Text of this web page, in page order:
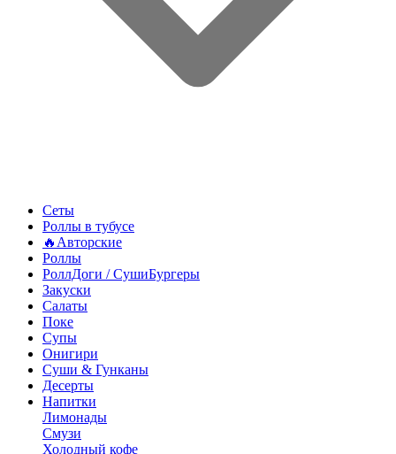
Сеты
Роллы в тубусе
🔥Авторские
Роллы
РоллДоги / СушиБургеры
Закуски
Салаты
Поке
Супы
Онигири
Суши & Гунканы
Десерты
Напитки
Лимонады
Смузи
Холодный кофе